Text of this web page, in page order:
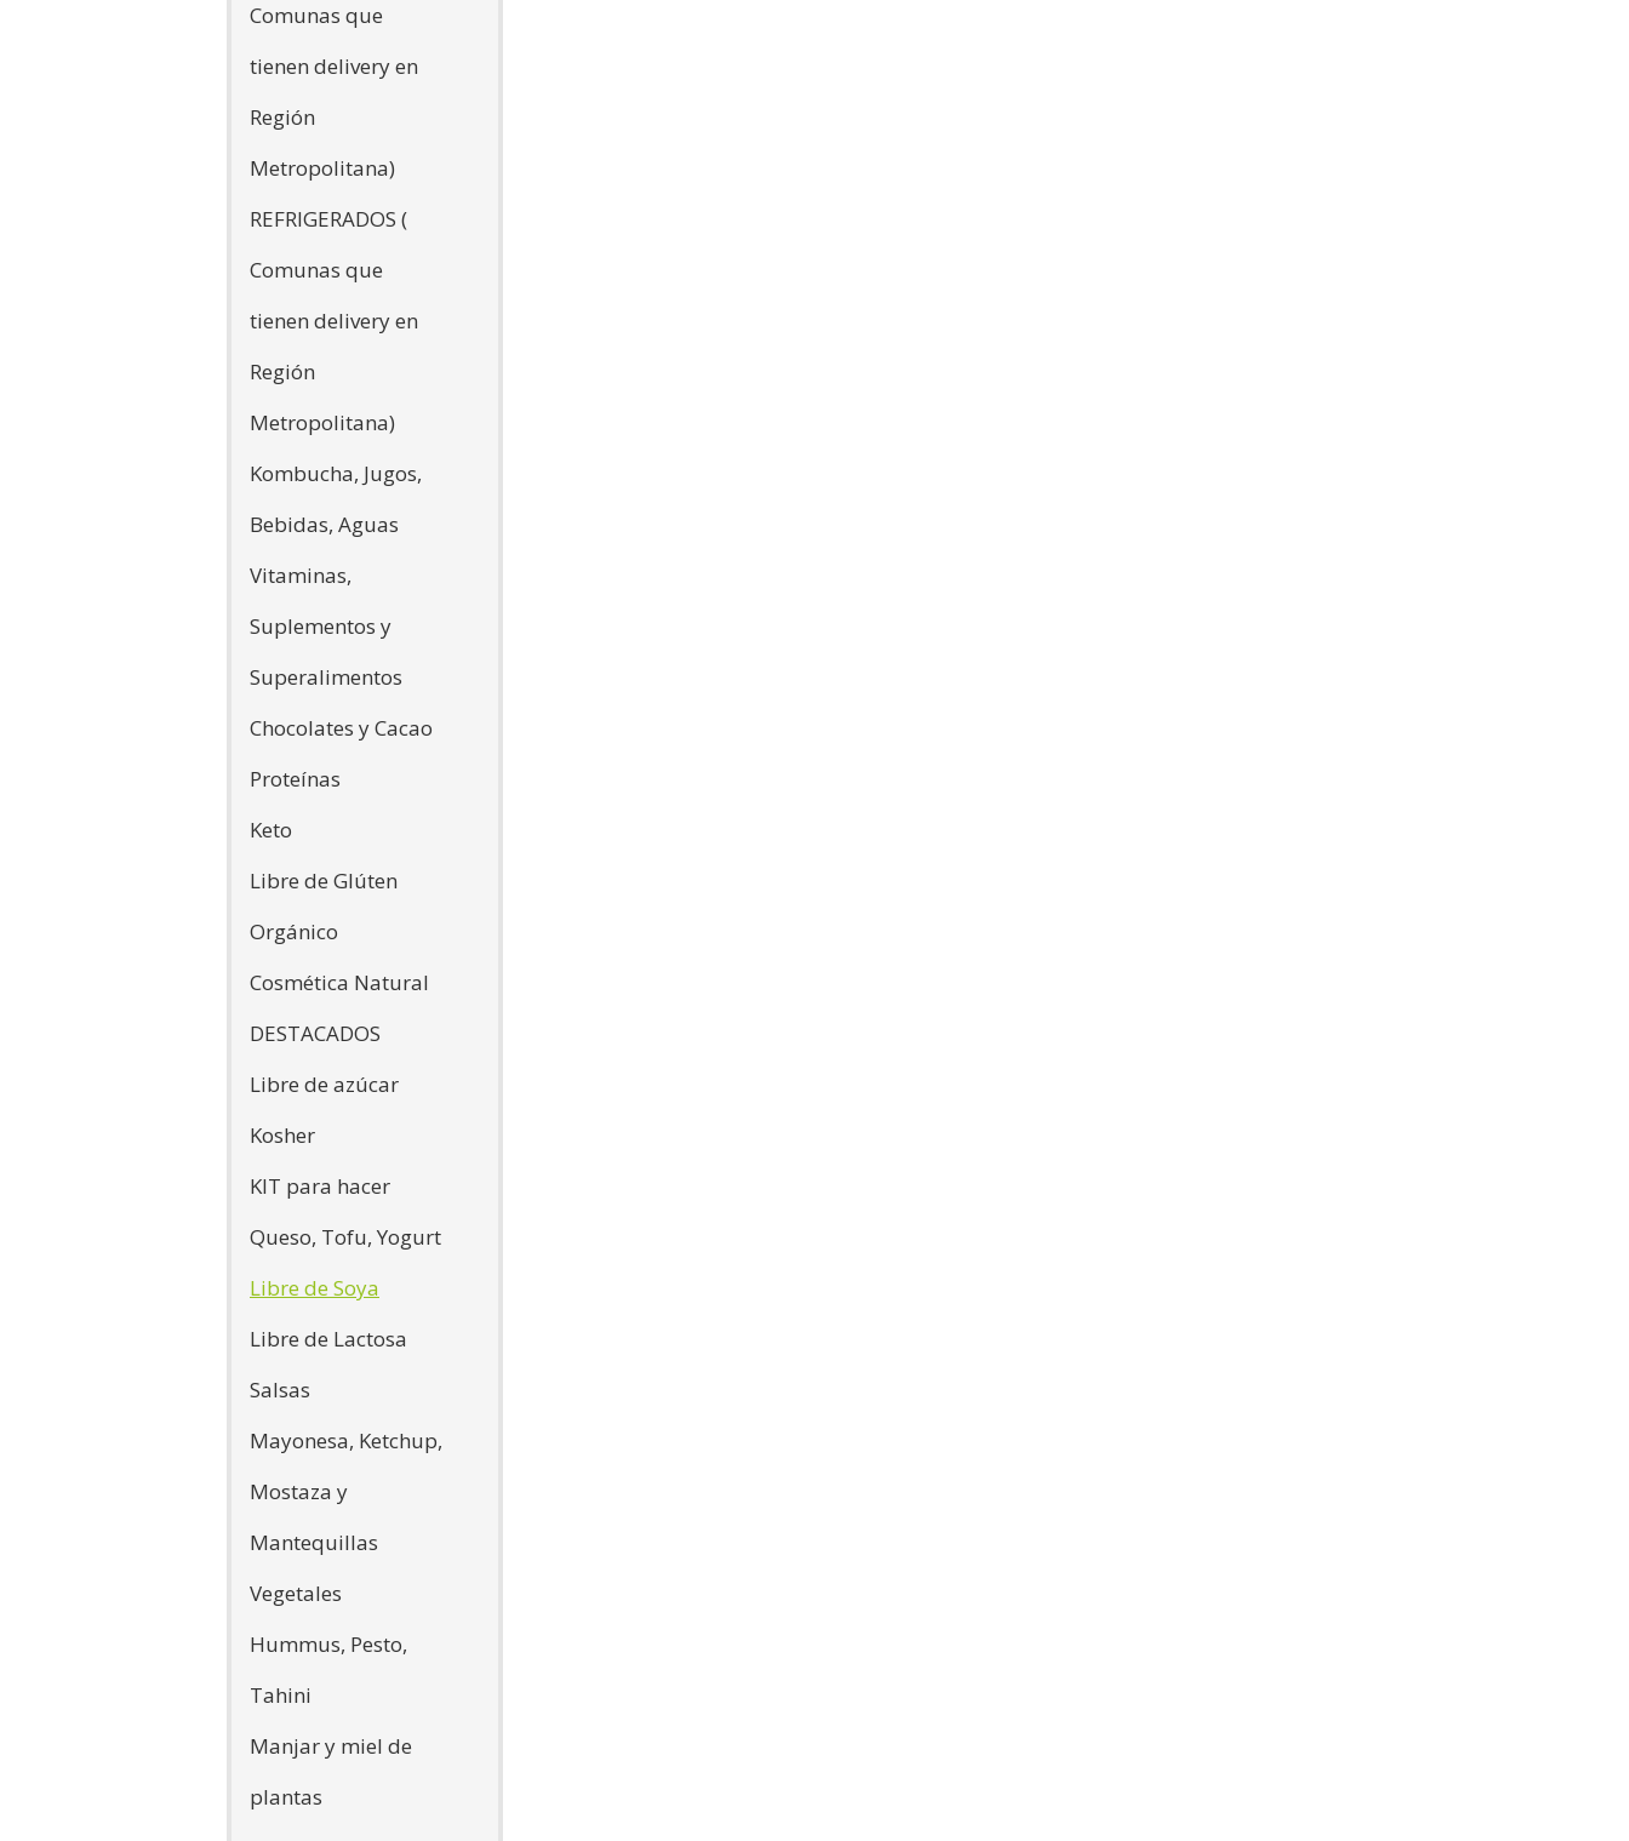
Comunas que
tienen delivery en
Región
Metropolitana)
REFRIGERADOS (
Comunas que
tienen delivery en
Región
Metropolitana)
Kombucha, Jugos,
Bebidas, Aguas
Vitaminas,
Suplementos y
Superalimentos
Chocolates y Cacao
Proteínas
Keto
Libre de Glúten
Orgánico
Cosmética Natural
DESTACADOS
Libre de azúcar
Kosher
KIT para hacer
Queso, Tofu, Yogurt
Libre de Soya
Libre de Lactosa
Salsas
Mayonesa, Ketchup,
Mostaza y
Mantequillas
Vegetales
Hummus, Pesto,
Tahini
Manjar y miel de
plantas